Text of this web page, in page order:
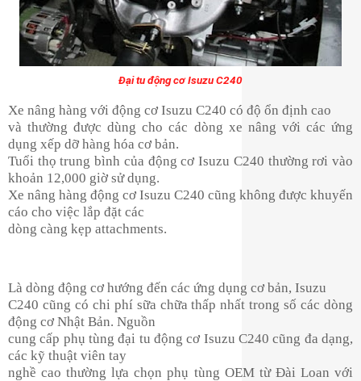
Đại tu động cơ Isuzu C240
Xe nâng hàng với động cơ Isuzu C240 có độ ổn định cao
và thường được dùng cho các dòng xe nâng với các ứng
dụng xếp dỡ hàng hóa cơ bản.
Tuổi thọ trung bình của động cơ Isuzu C240 thường rơi vào
khoản 12,000 giờ sử dụng.
Xe nâng hàng động cơ Isuzu C240 cũng không được khuyến
cáo cho việc lắp đặt các
dòng càng kẹp attachments.
Là dòng động cơ hướng đến các ứng dụng cơ bản, Isuzu
C240 cũng có chi phí sữa chữa thấp nhất trong số các dòng
động cơ Nhật Bản. Nguồn
cung cấp phụ tùng đại tu động cơ Isuzu C240 cũng đa dạng,
các kỹ thuật viên tay
nghề cao thường lựa chọn phụ tùng OEM từ Đài Loan với